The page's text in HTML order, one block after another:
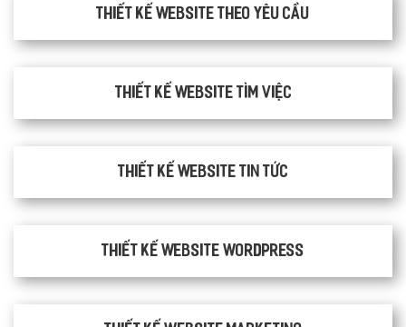
Thiết kế website theo yêu cầu
thiết kế website tìm việc
Thiết kế website tin tức
Thiết kế website WordPress